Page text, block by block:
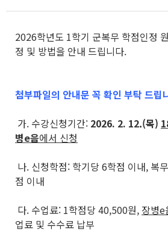
2026학년도 1학기 군복무 학점인정
정 및 방법을 안내 드립니다.
첨부파일의 안내문 꼭 확인 부탁 드립
가. 수강신청기간: 2026. 2. 12.(목)
병e음에서 신청
나. 신청학점: 학기당 6학점 이내, 복
점 이내
다. 수업료: 1학점당 40,500원, 장병e
업료 및 수수료 납부